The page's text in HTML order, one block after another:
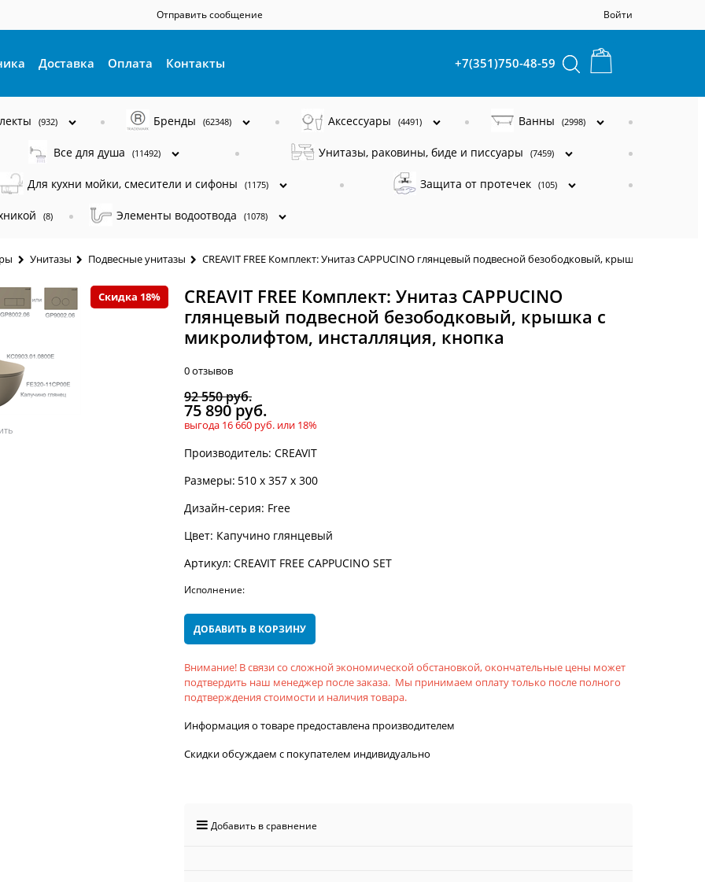
Отправить сообщение Войти
Доставка Оплата Контакты +7(351)750-48-59
(932) Бренды (62348) Аксессуары (4491) Ванны (2998)
Все для душа (11492) Унитазы, раковины, биде и писсуары (7459)
Для кухни мойки, смесители и сифоны (1175) Защита от протечек (105)
(8) Элементы водоотвода (1078)
Унитазы Подвесные унитазы CREAVIT FREE Комплект: Унитаз CAPPUCINO глянцевый подвесной безободковый, крышка с
Скидка 18%
CREAVIT FREE Комплект: Унитаз CAPPUCINO
глянцевый подвесной безободковый, крышка с
микролифтом, инсталляция, кнопка
0 отзывов
92 550 руб.
75 890 руб.
выгода 16 660 руб. или 18%
Производитель: CREAVIT
Размеры: 510 x 357 x 300
Дизайн-серия: Free
Цвет: Капучино глянцевый
Артикул: CREAVIT FREE CAPPUCINO SET
Исполнение:
ДОБАВИТЬ В КОРЗИНУ
Внимание! В связи со сложной экономической обстановкой, окончательные цены может
подтвердить наш менеджер после заказа. Мы принимаем оплату только после полного
подтверждения стоимости и наличия товара.
Информация о товаре предоставлена производителем
Скидки обсуждаем с покупателем индивидуально
Добавить в сравнение